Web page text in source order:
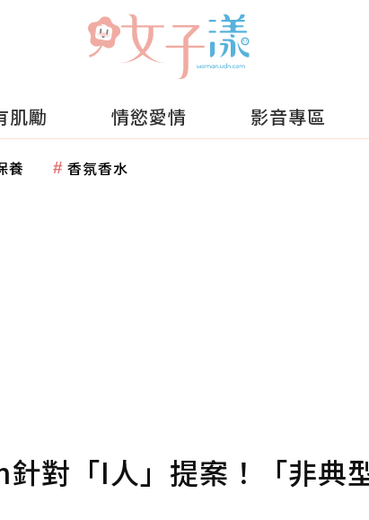
肌勵 情慾愛情 影音專區
養 香氛香水
對「I人」提案！「非典